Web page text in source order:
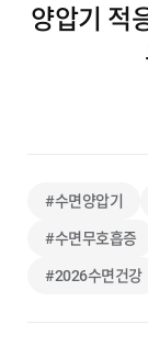
양압기 적
#수면양압기
#수면무호흡증
#2026수면건강